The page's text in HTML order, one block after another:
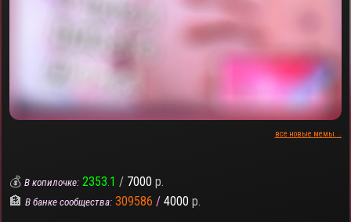
все новые мемы...
💰В копилочке: 2353.1 / 7000 р.
🏦В банке сообщества: 309586 / 4000 р.